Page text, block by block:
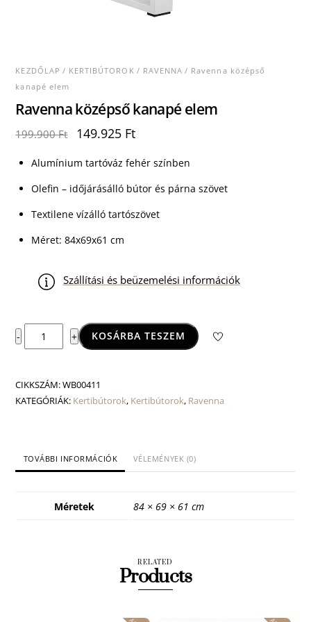
KEZDŐLAP / KERTIBÚTOROK / RAVENNA / Ravenna középső
kanapé elem
Ravenna középső kanapé elem
199.900Ft
Original
was:
199.900 Ft.
149.925 FtCurrent
is:
149.925 Ft.
Alumínium tartóváz fehér színben
Olefin – időjárásálló bútor és párna szövet
Textilene vízálló tartószövet
Méret: 84x69x61 cm
Szállítási és beüzemelési információk
-
Ravenna
középső
elem
mennyiség
+ KOSÁRBA TESZEM
CIKKSZÁM:WB00411
KATEGÓRIÁK: Kertibútorok, Kertibútorok, Ravenna
TOVÁBBI INFORMÁCIÓK VÉLEMÉNYEK (0)
Méretek 84 × 69 × 61 cm
RELATED
Products